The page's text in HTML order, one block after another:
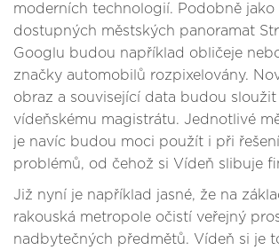
moderních technologií. Podobně jako
dostupných městských panoramat
Googlu budou například obličeje
značky automobilů rozpixelovány.
obraz a související data budou
vídeňskému magistrátu. Jednotlivé
je navíc budou moci použít i při
problémů, od čehož si Vídeň slibuje
Již nyní je například jasné, že na
rakouská metropole očistí veřejný
nadbytečných předmětů. Vídeň si je